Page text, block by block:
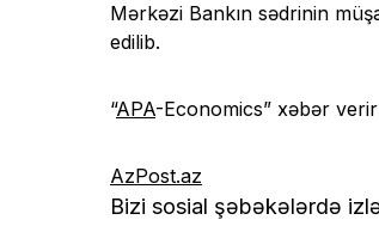
Mərkəzi Bankın sədrinin
edilib.
“APA-Economics” xəbər
AzPost.az
Bizi sosial şəbəkələrdə